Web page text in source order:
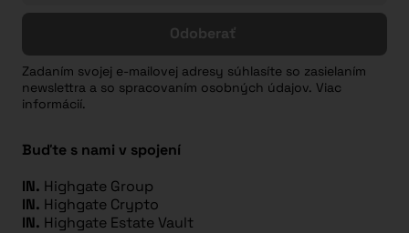
Odoberať
Zadaním svojej e-mailovej adresy súhlasíte so zasielaním
newslettra a so spracovaním osobných údajov. Viac
informácií.
Buďte s nami v spojení
IN. Highgate Group
IN. Highgate Crypto
IN. Highgate Estate Vault